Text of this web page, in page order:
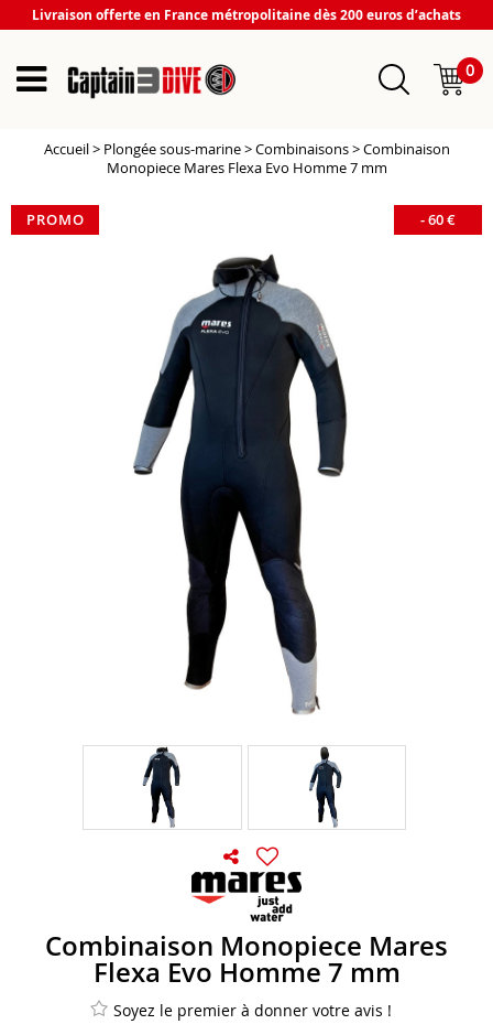
Livraison offerte en France métropolitaine dès 200 euros d’achats
0
Accueil > Plongée sous-marine >Combinaisons >Combinaison
Monopiece Mares Flexa Evo Homme 7 mm
PROMO -60€
Combinaison Monopiece Mares
Flexa Evo Homme 7 mm
Soyez le premier à donner votre avis !